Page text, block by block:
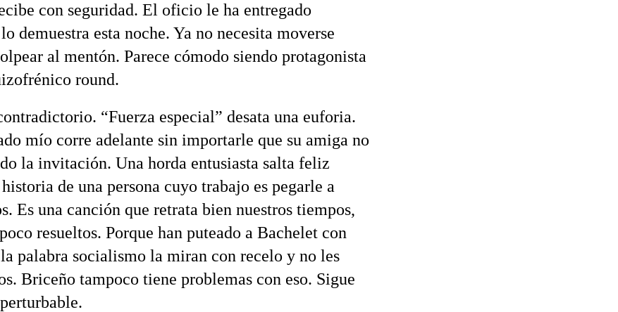
con seguridad. El oficio le ha entregado
demuestra esta noche. Ya no necesita moverse
al mentón. Parece cómodo siendo protagonista
round.
“Fuerza especial” desata una euforia.
mío corre adelante sin importarle que su amiga no
la invitación. Una horda entusiasta salta feliz
de una persona cuyo trabajo es pegarle a
Es una canción que retrata bien nuestros tiempos,
resueltos. Porque han puteado a Bachelet con
palabra socialismo la miran con recelo y no les
Briceño tampoco tiene problemas con eso. Sigue